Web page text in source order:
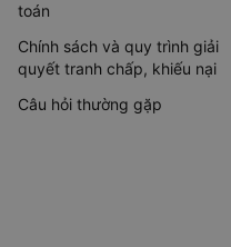
toán
Chính sách và quy trình giải
quyết tranh chấp, khiếu nại
Câu hỏi thường gặp